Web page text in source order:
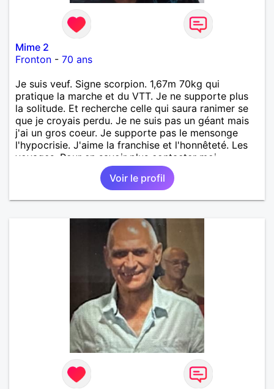
Mime 2
Fronton - 70 ans
Je suis veuf. Signe scorpion. 1,67m 70kg qui
pratique la marche et du VTT. Je ne supporte plus
la solitude. Et recherche celle qui saura ranimer se
que je croyais perdu. Je ne suis pas un géant mais
j'ai un gros coeur. Je supporte pas le mensonge
l'hypocrisie. J'aime la franchise et l'honnêteté. Les
voyages. Pour en savoir plus contacter moi.
Voir le profil